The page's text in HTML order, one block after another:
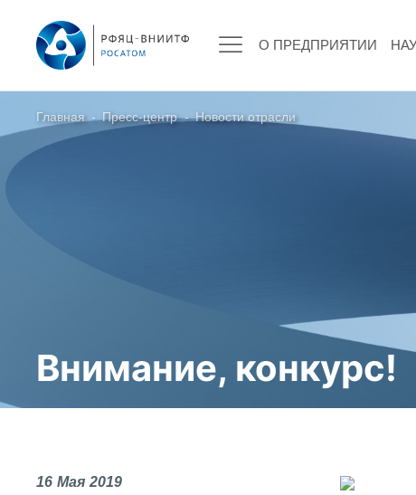
О ПРЕДПРИЯТИИ
О ПРЕДПРИЯТИИ
Главная - Пресс-центр - Новости отрасли
Внимание, конкурс!
16 Мая 2019